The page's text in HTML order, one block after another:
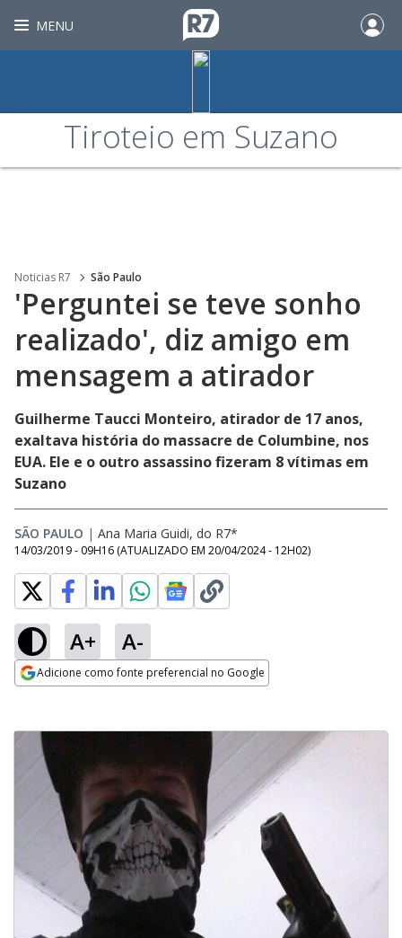
MENU
Tiroteio em Suzano
Noticias R7 São Paulo
'Perguntei se teve sonho
realizado', diz amigo em
mensagem a atirador
Guilherme Taucci Monteiro, atirador de 17 anos,
exaltava história do massacre de Columbine, nos
EUA. Ele e o outro assassino fizeram 8 vítimas em
Suzano
SÃO PAULO | Ana Maria Guidi, do R7*
14/03/2019 - 09H16 (ATUALIZADO EM 20/04/2024 - 12H02)
A+ A-
Adicione como fonte preferencial no Google